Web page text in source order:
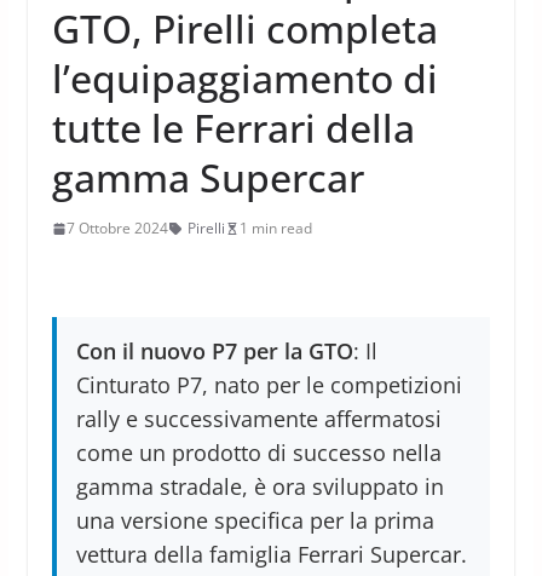
GTO, Pirelli completa
l’equipaggiamento di
tutte le Ferrari della
gamma Supercar
7 Ottobre 2024 Pirelli 1 min read
Con il nuovo P7 per la GTO: Il
Cinturato P7, nato per le competizioni
rally e successivamente affermatosi
come un prodotto di successo nella
gamma stradale, è ora sviluppato in
una versione specifica per la prima
vettura della famiglia Ferrari Supercar.